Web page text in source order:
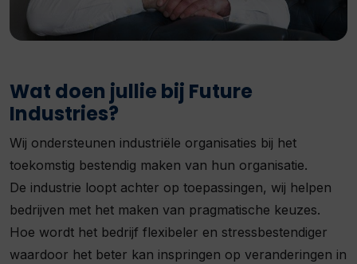
Wat doen jullie bij Future
Industries?
Wij ondersteunen industriële organisaties bij het
toekomstig bestendig maken van hun organisatie.
De industrie loopt achter op toepassingen, wij helpen
bedrijven met het maken van pragmatische keuzes.
Hoe wordt het bedrijf flexibeler en stressbestendiger
waardoor het beter kan inspringen op veranderingen in